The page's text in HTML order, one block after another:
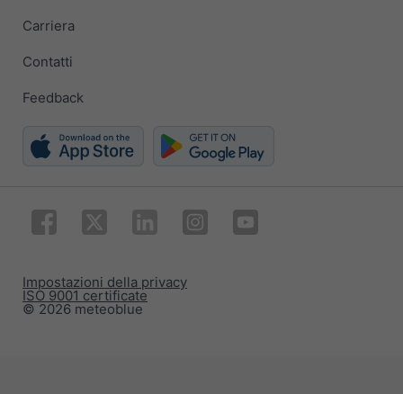
Carriera
Contatti
Feedback
© 2026 meteoblue
ISO 9001 certificate
Impostazioni della privacy